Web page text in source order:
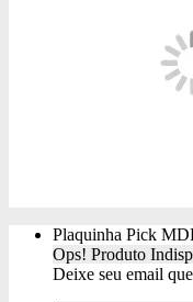
Plaquinha Pick
Ops! Produto
Deixe seu email